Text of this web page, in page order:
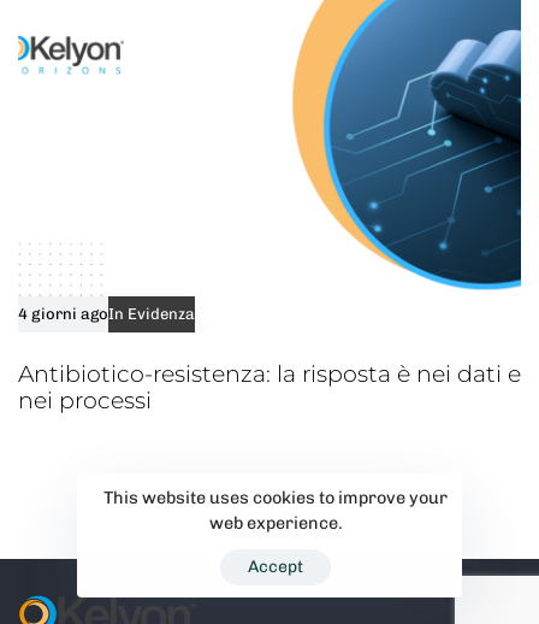
4 giorni agoIn Evidenza
Antibiotico-resistenza: la risposta è nei dati e
nei processi
This website uses cookies to improve your
web experience.
Accept